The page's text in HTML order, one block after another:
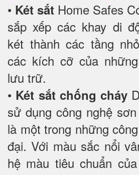
• Két sắt Home Safes
sắp xếp các khay di
két thành các tầng
các kích cỡ của
lưu trữ.
• Két sắt chống cháy
sử dụng công nghệ
là một trong những
đại. Với màu sắc nổi
hệ màu tiêu chuẩn